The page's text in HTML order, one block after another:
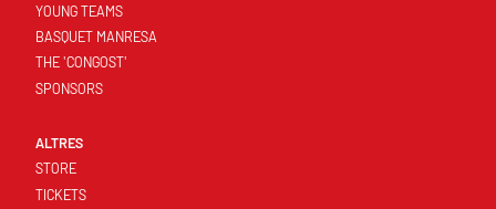
YOUNG TEAMS
BASQUET MANRESA
THE 'CONGOST'
SPONSORS
ALTRES
STORE
TICKETS